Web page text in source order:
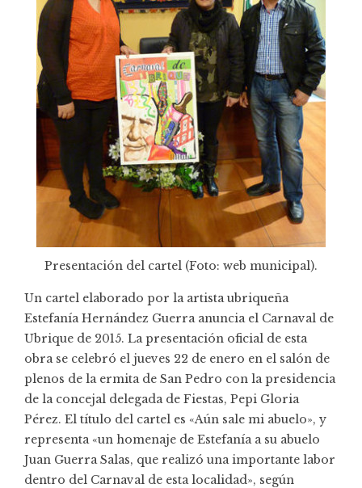
Presentación del cartel (Foto: web municipal).
Un cartel elaborado por la artista ubriqueña
Estefanía Hernández Guerra anuncia el Carnaval de
Ubrique de 2015. La presentación oficial de esta
obra se celebró el jueves 22 de enero en el salón de
plenos de la ermita de San Pedro con la presidencia
de la concejal delegada de Fiestas, Pepi Gloria
Pérez. El título del cartel es «Aún sale mi abuelo», y
representa «un homenaje de Estefanía a su abuelo
Juan Guerra Salas, que realizó una importante labor
dentro del Carnaval de esta localidad», según